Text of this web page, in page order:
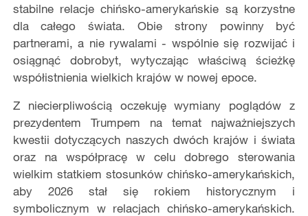
stabilne relacje chińsko-amerykańskie są korzystne
dla całego świata. Obie strony powinny być
partnerami, a nie rywalami - wspólnie się rozwijać i
osiągnąć dobrobyt, wytyczając właściwą ścieżkę
współistnienia wielkich krajów w nowej epoce.
Z niecierpliwością oczekuję wymiany poglądów z
prezydentem Trumpem na temat najważniejszych
kwestii dotyczących naszych dwóch krajów i świata
oraz na współpracę w celu dobrego sterowania
wielkim statkiem stosunków chińsko-amerykańskich,
aby 2026 stał się rokiem historycznym i
symbolicznym w relacjach chińsko-amerykańskich.